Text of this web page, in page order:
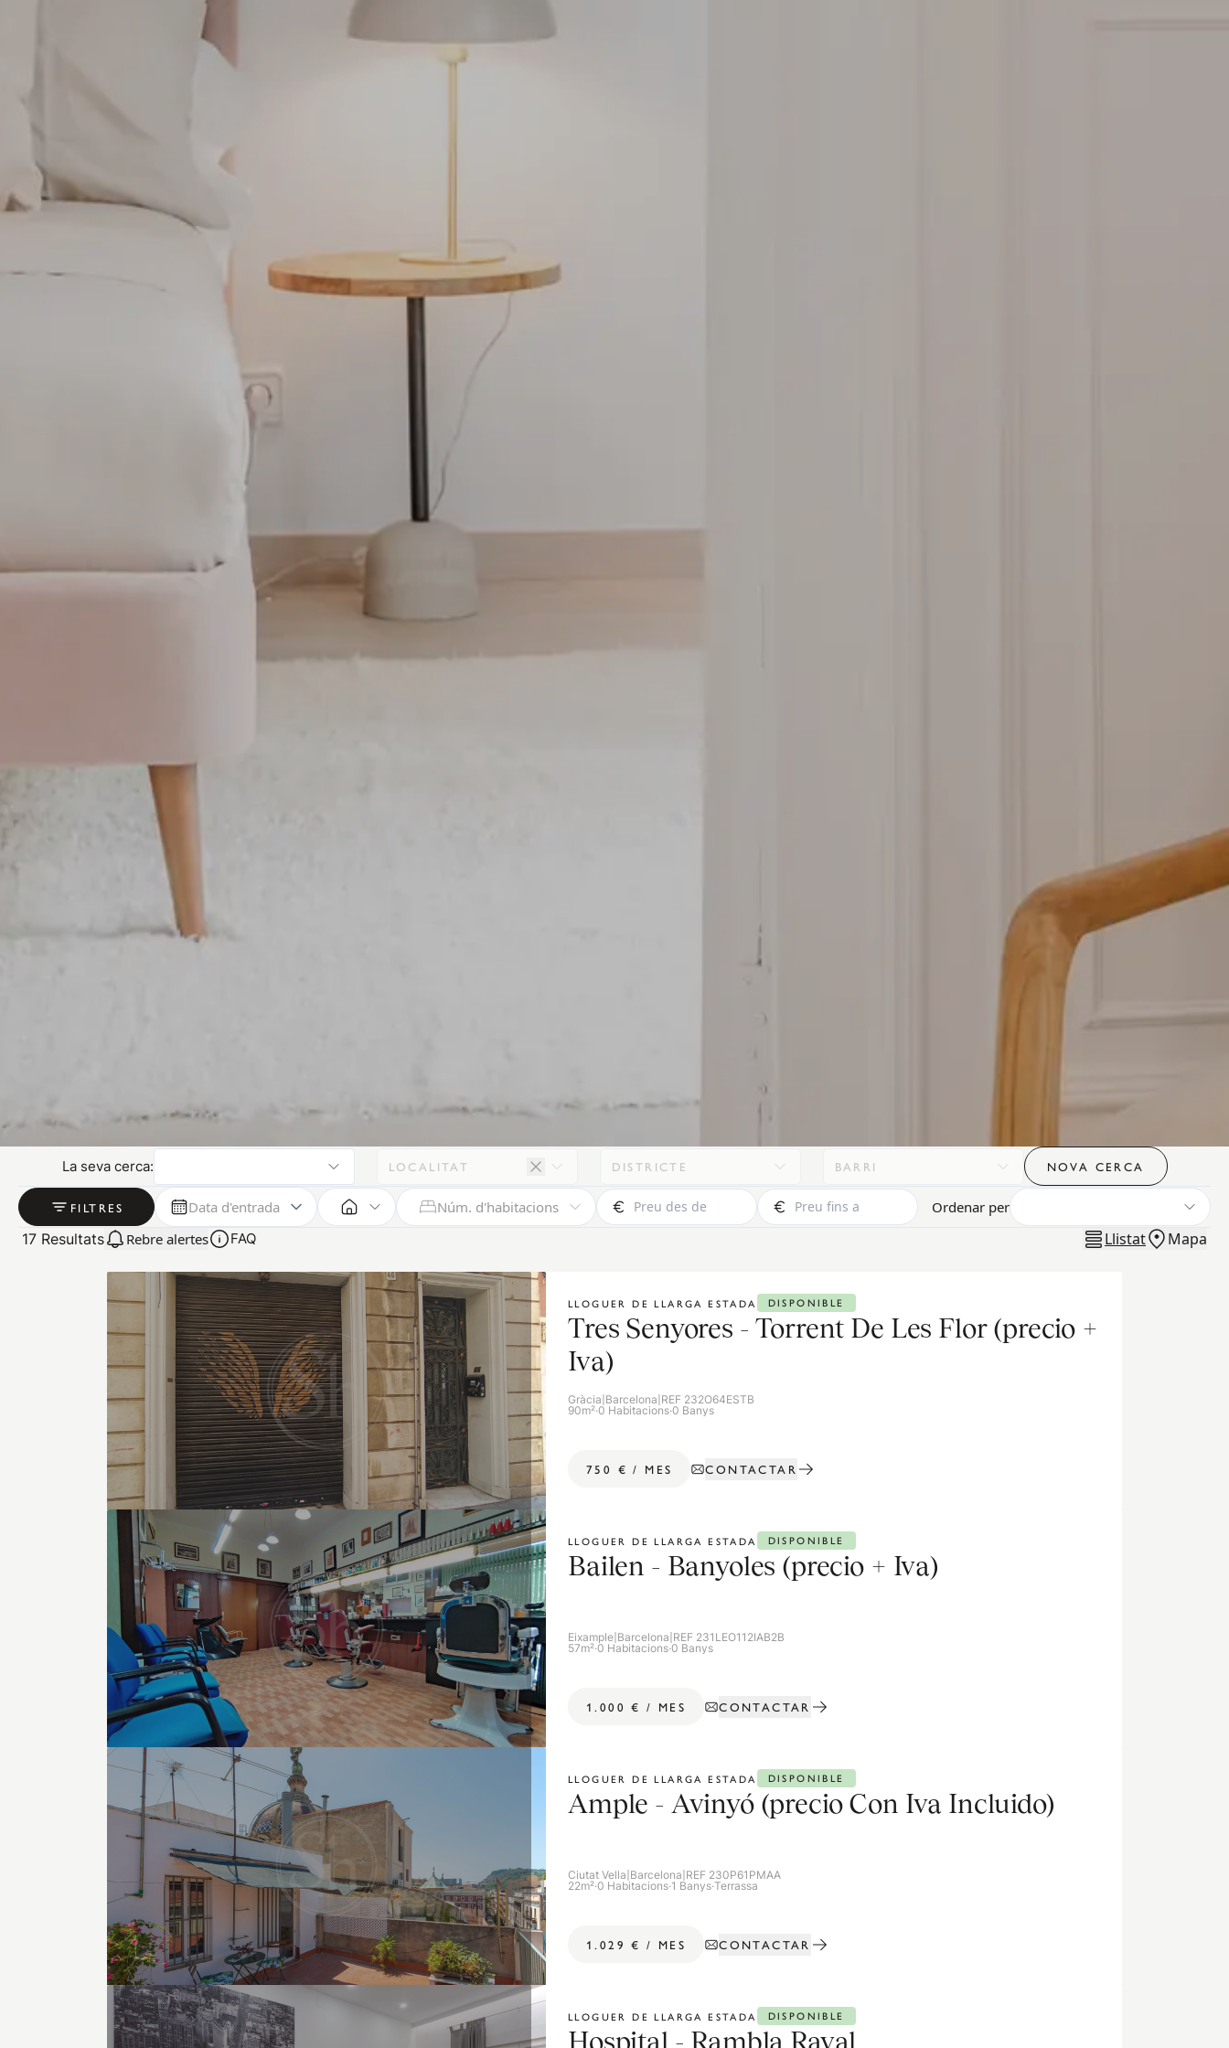
La seva cerca: LOCALITAT DISTRICTE BARRI NOVA CERCA
FILTRES Data d'entrada Núm. d'habitacions
Ordenar per
17 Resultats Rebre alertes FAQ Llistat Mapa
LLOGUER DE LLARGA ESTADA DISPONIBLE
Tres Senyores - Torrent De Les Flor (precio +
Iva)
Gràcia Barcelona REF 232O64ESTB
90m²·0 Habitacions·0 Banys
750 € / MES CONTACTAR
LLOGUER DE LLARGA ESTADA DISPONIBLE
Bailen - Banyoles (precio + Iva)
Eixample Barcelona REF 231LEO112IAB2B
57m²·0 Habitacions·0 Banys
1.000 € / MES CONTACTAR
LLOGUER DE LLARGA ESTADA DISPONIBLE
Ample - Avinyó (precio Con Iva Incluido)
Ciutat Vella Barcelona REF 230P61PMAA
22m²·0 Habitacions·1 Banys·Terrassa
1.029 € / MES CONTACTAR
LLOGUER DE LLARGA ESTADA DISPONIBLE
Hospital - Rambla Raval